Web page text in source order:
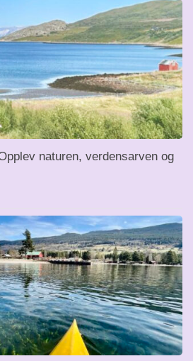
naturen, verdensarven og